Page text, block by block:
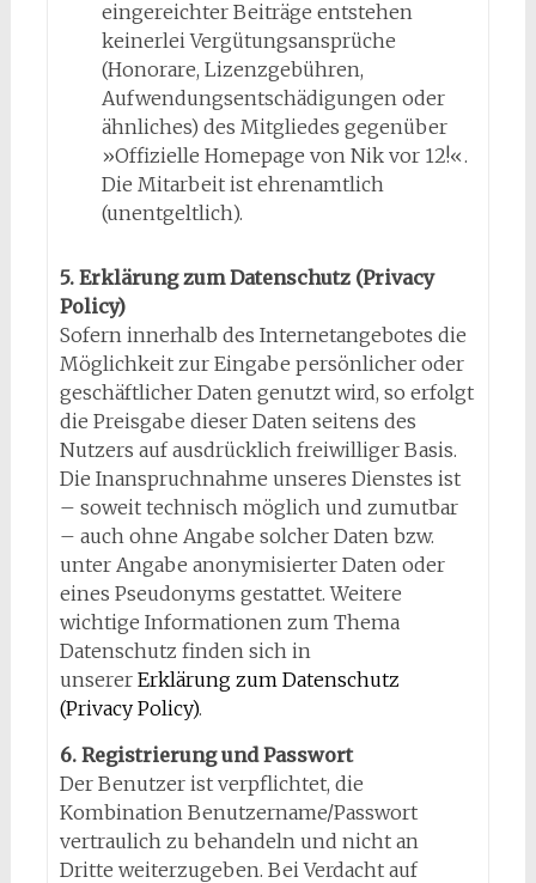
eingereichter Beiträge entstehen
keinerlei Vergütungsansprüche
(Honorare, Lizenzgebühren,
Aufwendungsentschädigungen oder
ähnliches) des Mitgliedes gegenüber
»Offizielle Homepage von Nik vor 12!«.
Die Mitarbeit ist ehrenamtlich
(unentgeltlich).
5. Erklärung zum Datenschutz (Privacy
Policy)
Sofern innerhalb des Internetangebotes die
Möglichkeit zur Eingabe persönlicher oder
geschäftlicher Daten genutzt wird, so erfolgt
die Preisgabe dieser Daten seitens des
Nutzers auf ausdrücklich freiwilliger Basis.
Die Inanspruchnahme unseres Dienstes ist
– soweit technisch möglich und zumutbar
– auch ohne Angabe solcher Daten bzw.
unter Angabe anonymisierter Daten oder
eines Pseudonyms gestattet. Weitere
wichtige Informationen zum Thema
Datenschutz finden sich in
unserer Erklärung zum Datenschutz
(Privacy Policy).
6. Registrierung und Passwort
Der Benutzer ist verpflichtet, die
Kombination Benutzername/Passwort
vertraulich zu behandeln und nicht an
Dritte weiterzugeben. Bei Verdacht auf